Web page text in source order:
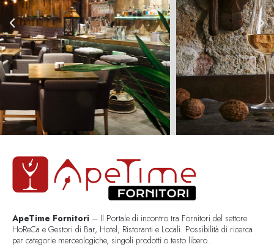
ApeTime Fornitori – Il Portale di incontro tra Fornitori del settore
HoReCa e Gestori di Bar, Hotel, Ristoranti e Locali. Possibilità di ricerca
per categorie merceologiche, singoli prodotti o testo libero..